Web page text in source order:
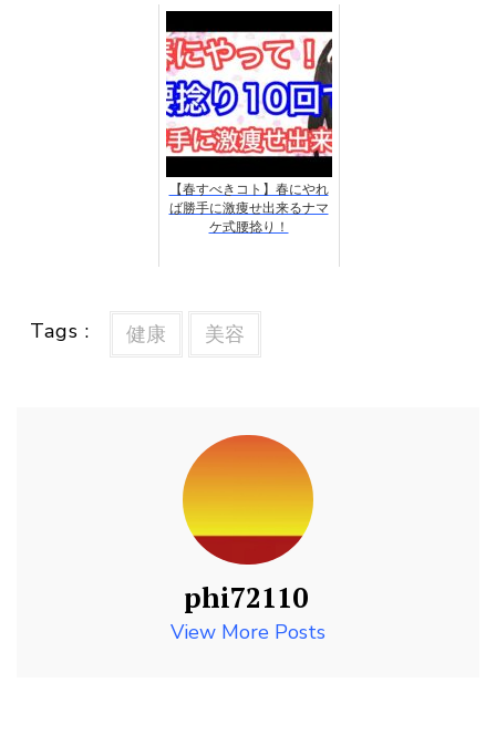
【春すべきコト】春にやれ
ば勝手に激痩せ出来るナマ
ケ式腰捻り！
Tags : 健康 美容
phi72110
View More Posts